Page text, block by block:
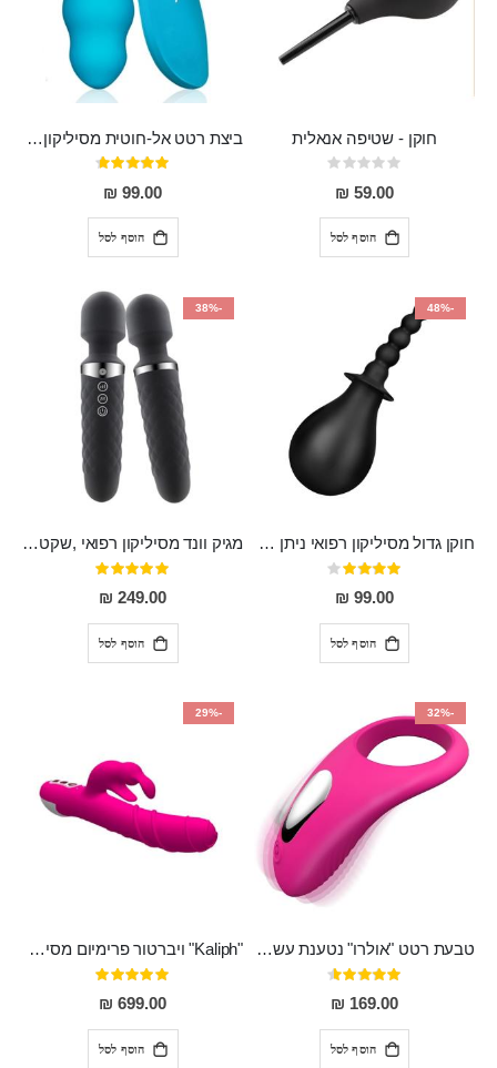
חוקן - שטיפה אנאלית
Rating:
0%
59.00 ₪
הוסף לסל
ביצת רטט אל-חוטית מסיליקון רפואי בגודל של 8 ס"מ ורוחב 3 ס"מ בעלת 20 מהירויות שונות "ENKI"
דירוג:
93%
99.00 ₪
הוסף לסל
-48%
חוקן גדול מסיליקון רפואי ניתן לשימוש גם כפלאג וגם כחרוזים אנאלים
דירוג:
80%
99.00 ₪
הוסף לסל
-38%
מגיק וונד מסיליקון רפואי ,שקט במיוחד, נטען בעל 10 מהירויות שונות "Erna"
דירוג:
100%
249.00 ₪
הוסף לסל
-32%
טבעת רטט "אולרו" נטענת עשויה סיליקון רפואי עם רטט חזק ומטריף חושים
דירוג:
91%
169.00 ₪
הוסף לסל
-29%
"Kaliph" ויברטור פרימיום מסיליקון רפואי , נטען, שקט במיוחד, מסתובב ומתפתל, שמנמן עם חדירה 14 סמ
דירוג:
100%
699.00 ₪
הוסף לסל